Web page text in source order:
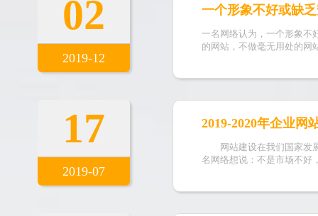
02
2019-12
一个形象不好或缺
一名网络认为，一个形象不
的网站，不做毫无用处的网
17
2019-07
2019-2020年企业网
网站建设在我们国家发展
名网络想说：不是市场不好